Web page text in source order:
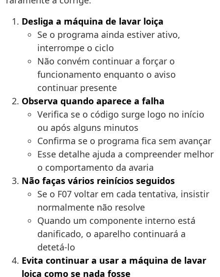
Desliga a máquina de lavar loiça
Se o programa ainda estiver ativo,
interrompe o ciclo
Não convém continuar a forçar o
funcionamento enquanto o aviso
continuar presente
Observa quando aparece a falha
Verifica se o código surge logo no início
ou após alguns minutos
Confirma se o programa fica sem avançar
Esse detalhe ajuda a compreender melhor
o comportamento da avaria
Não faças vários reinícios seguidos
Se o F07 voltar em cada tentativa, insistir
normalmente não resolve
Quando um componente interno está
danificado, o aparelho continuará a
detetá-lo
Evita continuar a usar a máquina de lavar
loiça como se nada fosse